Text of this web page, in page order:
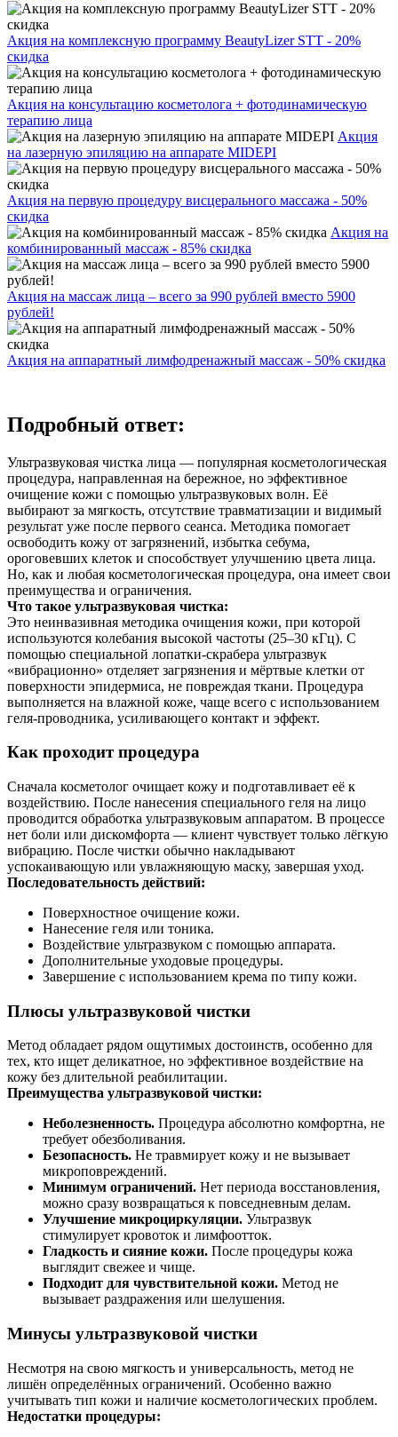
Акция на комплексную программу BeautyLizer STT - 20%
скидка
Акция на консультацию косметолога + фотодинамическую
терапию лица
Акция
на лазерную эпиляцию на аппарате MIDEPI
Акция на первую процедуру висцерального массажа - 50%
скидка
Акция на
комбинированный массаж - 85% скидка
Акция на массаж лица – всего за 990 рублей вместо 5900
рублей!
Акция на аппаратный лимфодренажный массаж - 50% скидка
Подробный ответ:
Ультразвуковая чистка лица — популярная косметологическая
процедура, направленная на бережное, но эффективное
очищение кожи с помощью ультразвуковых волн. Её
выбирают за мягкость, отсутствие травматизации и видимый
результат уже после первого сеанса. Методика помогает
освободить кожу от загрязнений, избытка себума,
ороговевших клеток и способствует улучшению цвета лица.
Но, как и любая косметологическая процедура, она имеет свои
преимущества и ограничения.
Что такое ультразвуковая чистка:
Это неинвазивная методика очищения кожи, при которой
используются колебания высокой частоты (25–30 кГц). С
помощью специальной лопатки-скрабера ультразвук
«вибрационно» отделяет загрязнения и мёртвые клетки от
поверхности эпидермиса, не повреждая ткани. Процедура
выполняется на влажной коже, чаще всего с использованием
геля-проводника, усиливающего контакт и эффект.
Как проходит процедура
Сначала косметолог очищает кожу и подготавливает её к
воздействию. После нанесения специального геля на лицо
проводится обработка ультразвуковым аппаратом. В процессе
нет боли или дискомфорта — клиент чувствует только лёгкую
вибрацию. После чистки обычно накладывают
успокаивающую или увлажняющую маску, завершая уход.
Последовательность действий:
Поверхностное очищение кожи.
Нанесение геля или тоника.
Воздействие ультразвуком с помощью аппарата.
Дополнительные уходовые процедуры.
Завершение с использованием крема по типу кожи.
Плюсы ультразвуковой чистки
Метод обладает рядом ощутимых достоинств, особенно для
тех, кто ищет деликатное, но эффективное воздействие на
кожу без длительной реабилитации.
Преимущества ультразвуковой чистки:
Неболезненность. Процедура абсолютно комфортна, не
требует обезболивания.
Безопасность. Не травмирует кожу и не вызывает
микроповреждений.
Минимум ограничений. Нет периода восстановления,
можно сразу возвращаться к повседневным делам.
Улучшение микроциркуляции. Ультразвук
стимулирует кровоток и лимфоотток.
Гладкость и сияние кожи. После процедуры кожа
выглядит свежее и чище.
Подходит для чувствительной кожи. Метод не
вызывает раздражения или шелушения.
Минусы ультразвуковой чистки
Несмотря на свою мягкость и универсальность, метод не
лишён определённых ограничений. Особенно важно
учитывать тип кожи и наличие косметологических проблем.
Недостатки процедуры: